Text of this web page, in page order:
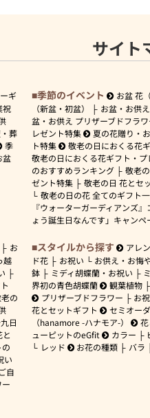
サイト
ギ
祝
葬
季
盆
季節のイベント お盆 花
（新盆・初盆）
お盆・お供
盆・お供え プリザーブドフラワ
レゼント特集
夏の花贈り・
ト特集
敬老の日におくる花
敬老の日におくる花ギフト・
のおすすめランキング
敬老
ゼント特集
敬老の日 花とセ
敬老の日の花 全てのギフト
『ウォーターガーディアンズ
ょう誕生日なんです」キャンペ
お
越
の
日
い
ご自
スタイルから探す アレ
ド花
お祝い お供え・お悔
鉢
ミディ胡蝶蘭・お祝い
界初の青色胡蝶蘭
観葉植物
プリザーブドフラワー
お
花とセットギフト
セミオー
（hanamore -ハナモア-）
ューピットのeGfit
カラー
レッド
お花の種類 バラ